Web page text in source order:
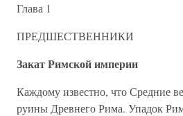
Глава 1
ПРЕДШЕСТВЕННИКИ
Закат Римской империи
Каждому известно, что Средние
руины Древнего Рима. Упадок